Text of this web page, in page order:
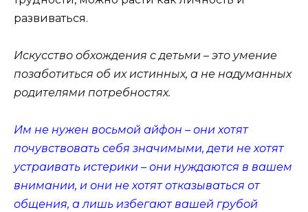
развиваться.
Искусство обхождения с детьми – это умение
позаботиться об их истинных, а не надуманных
родителями потребностях.
Им не нужен восьмой айфон – они хотят
почувствовать себя значимыми, дети не хотят
устраивать истерики – они нуждаются в вашем
внимании, и они не хотят отказываться от
общения, а лишь избегают вашей грубой